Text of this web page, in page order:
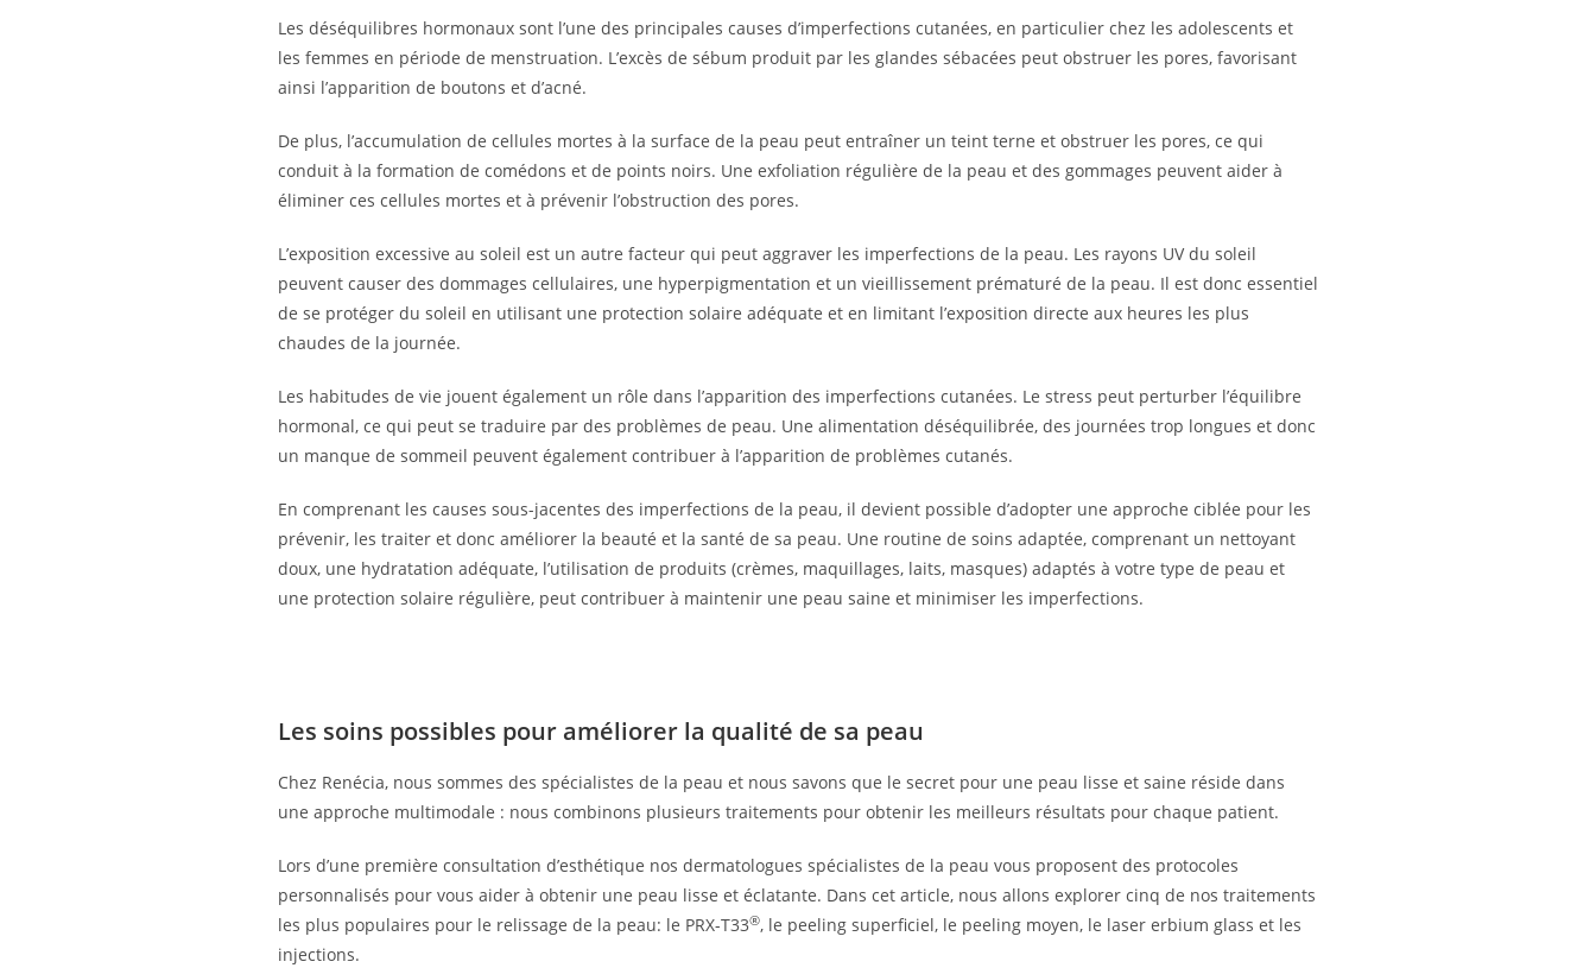
Les déséquilibres hormonaux sont l’une des principales causes d’imperfections cutanées, en particulier chez les adolescents et
les femmes en période de menstruation. L’excès de sébum produit par les glandes sébacées peut obstruer les pores, favorisant
ainsi l’apparition de boutons et d’acné.
De plus, l’accumulation de cellules mortes à la surface de la peau peut entraîner un teint terne et obstruer les pores, ce qui
conduit à la formation de comédons et de points noirs. Une exfoliation régulière de la peau et des gommages peuvent aider à
éliminer ces cellules mortes et à prévenir l’obstruction des pores.
L’exposition excessive au soleil est un autre facteur qui peut aggraver les imperfections de la peau. Les rayons UV du soleil
peuvent causer des dommages cellulaires, une hyperpigmentation et un vieillissement prématuré de la peau. Il est donc essentiel
de se protéger du soleil en utilisant une protection solaire adéquate et en limitant l’exposition directe aux heures les plus
chaudes de la journée.
Les habitudes de vie jouent également un rôle dans l’apparition des imperfections cutanées. Le stress peut perturber l’équilibre
hormonal, ce qui peut se traduire par des problèmes de peau. Une alimentation déséquilibrée, des journées trop longues et donc
un manque de sommeil peuvent également contribuer à l’apparition de problèmes cutanés.
En comprenant les causes sous-jacentes des imperfections de la peau, il devient possible d’adopter une approche ciblée pour les
prévenir, les traiter et donc améliorer la beauté et la santé de sa peau. Une routine de soins adaptée, comprenant un nettoyant
doux, une hydratation adéquate, l’utilisation de produits (crèmes, maquillages, laits, masques) adaptés à votre type de peau et
une protection solaire régulière, peut contribuer à maintenir une peau saine et minimiser les imperfections.
Les soins possibles pour améliorer la qualité de sa peau
Chez Renécia, nous sommes des spécialistes de la peau et nous savons que le secret pour une peau lisse et saine réside dans
une approche multimodale : nous combinons plusieurs traitements pour obtenir les meilleurs résultats pour chaque patient.
Lors d’une première consultation d’esthétique nos dermatologues spécialistes de la peau vous proposent des protocoles
personnalisés pour vous aider à obtenir une peau lisse et éclatante. Dans cet article, nous allons explorer cinq de nos traitements
les plus populaires pour le relissage de la peau: le PRX-T33®, le peeling superficiel, le peeling moyen, le laser erbium glass et les
injections.